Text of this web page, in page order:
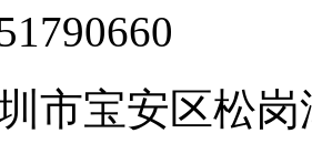
市宝安区松